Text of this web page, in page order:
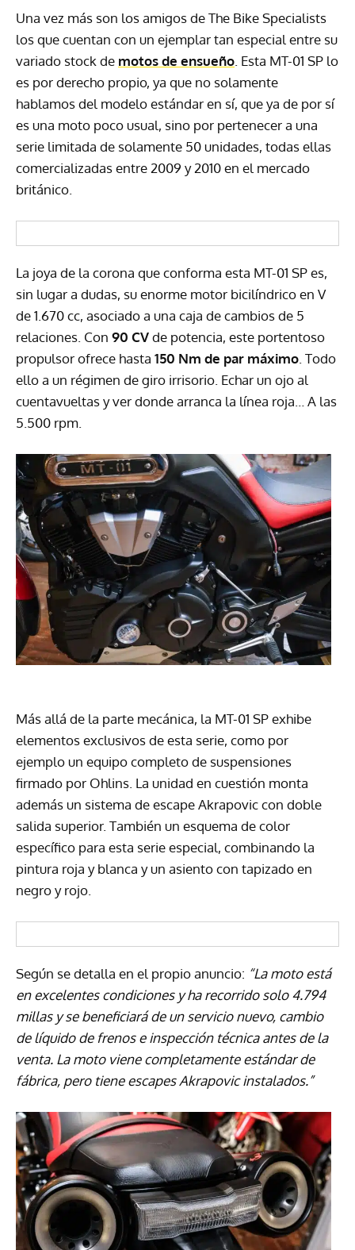
Una vez más son los amigos de The Bike Specialists
los que cuentan con un ejemplar tan especial entre su
variado stock de motos de ensueño. Esta MT-01 SP lo
es por derecho propio, ya que no solamente
hablamos del modelo estándar en sí, que ya de por sí
es una moto poco usual, sino por pertenecer a una
serie limitada de solamente 50 unidades, todas ellas
comercializadas entre 2009 y 2010 en el mercado
británico.
La joya de la corona que conforma esta MT-01 SP es,
sin lugar a dudas, su enorme motor bicilíndrico en V
de 1.670 cc, asociado a una caja de cambios de 5
relaciones. Con 90 CVde potencia, este portentoso
propulsor ofrece hasta 150 Nm de par máximo. Todo
ello a un régimen de giro irrisorio. Echar un ojo al
cuentavueltas y ver donde arranca la línea roja… A las
5.500 rpm.
Más allá de la parte mecánica, la MT-01 SP exhibe
elementos exclusivos de esta serie, como por
ejemplo un equipo completo de suspensiones
firmado por Ohlins. La unidad en cuestión monta
además un sistema de escape Akrapovic con doble
salida superior. También un esquema de color
específico para esta serie especial, combinando la
pintura roja y blanca y un asiento con tapizado en
negro y rojo.
Según se detalla en el propio anuncio: “La moto está
en excelentes condiciones y ha recorrido solo 4.794
millas y se beneficiará de un servicio nuevo, cambio
de líquido de frenos e inspección técnica antes de la
venta. La moto viene completamente estándar de
fábrica, pero tiene escapes Akrapovic instalados.”